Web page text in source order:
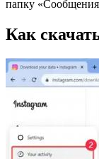
папку
Как